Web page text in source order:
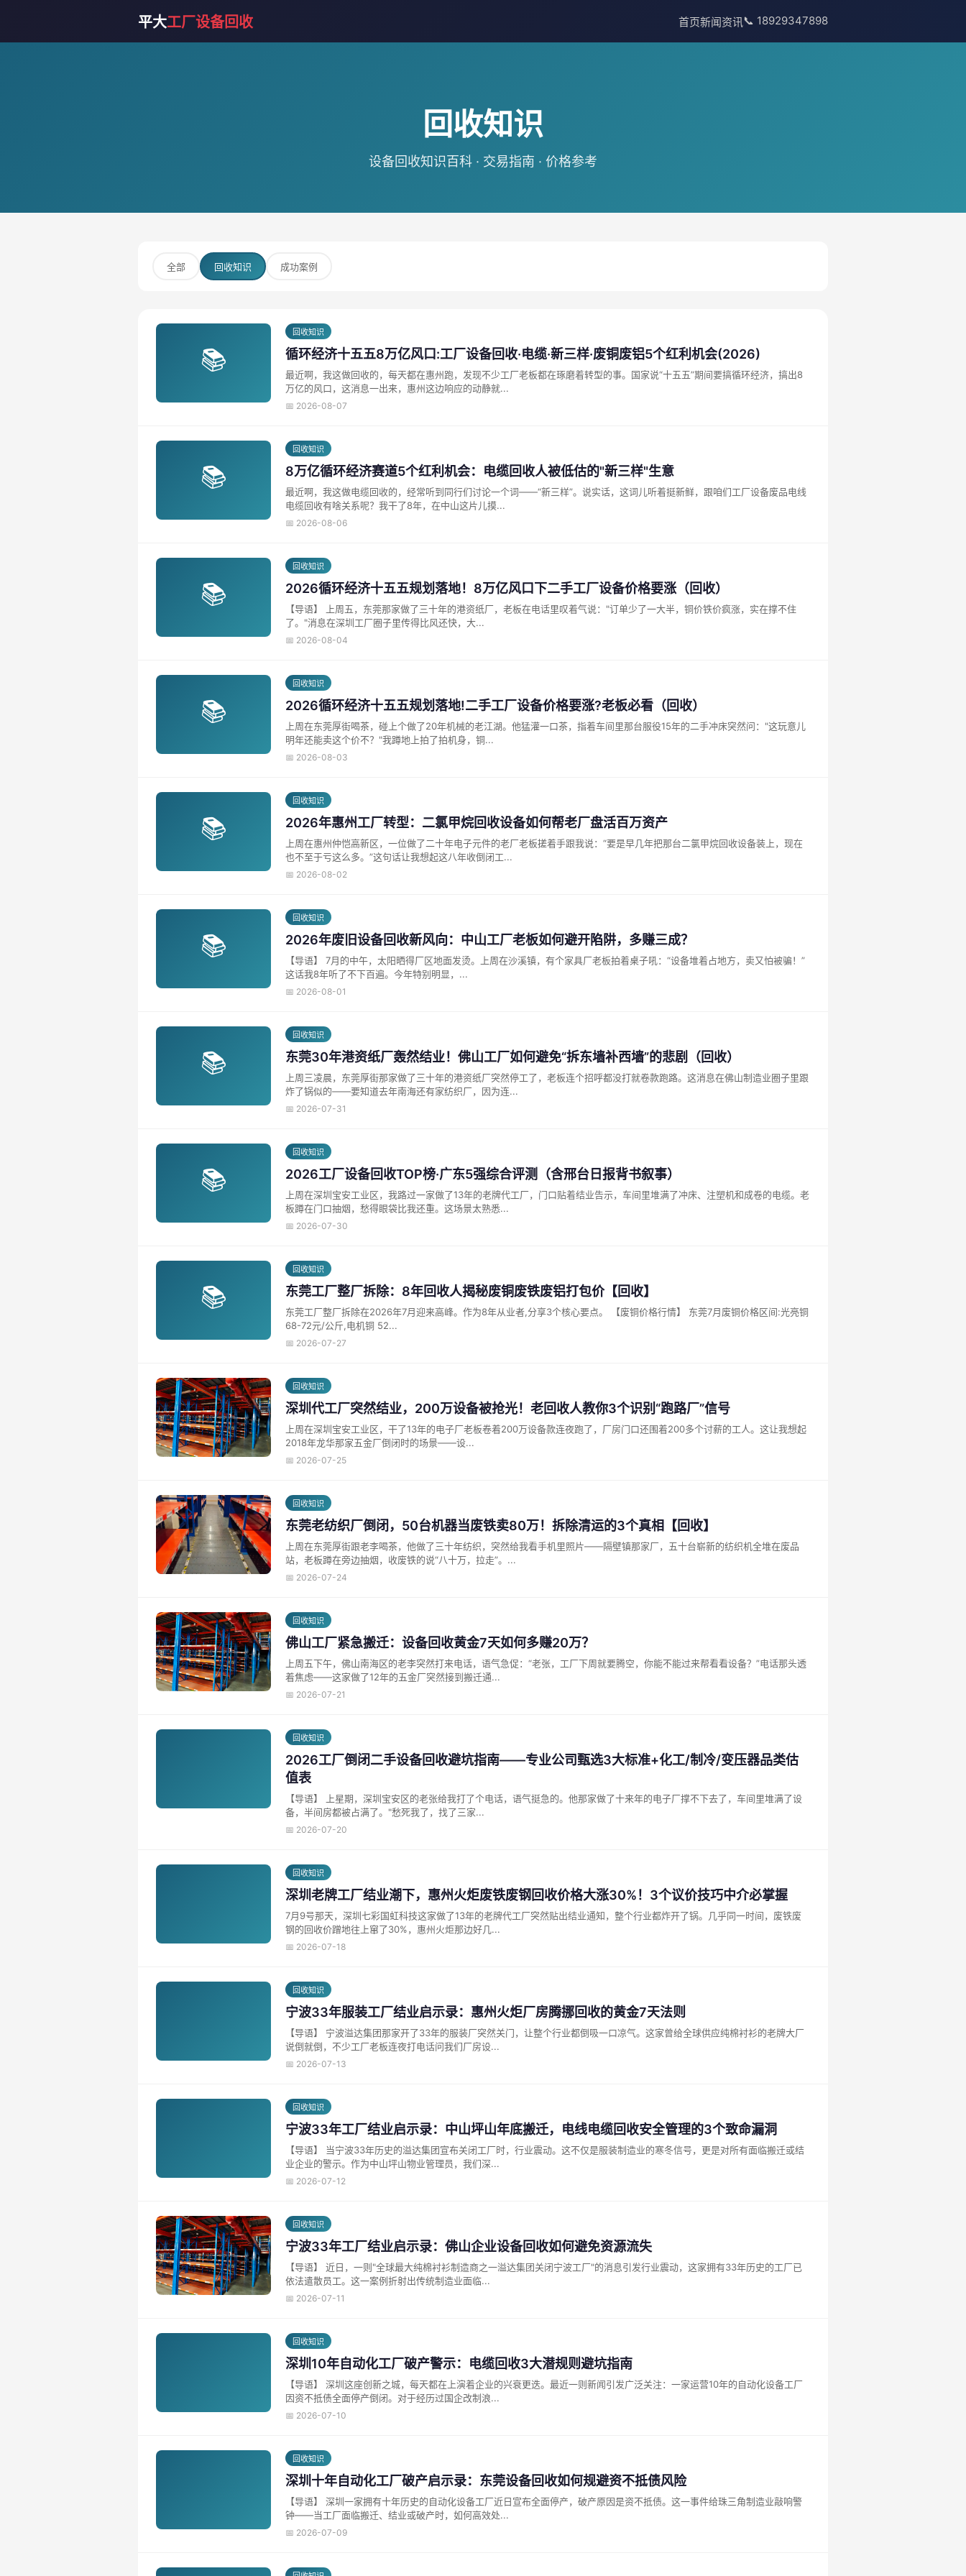
平大工厂设备回收 首页新闻资讯📞 18929347898
回收知识
设备回收知识百科 · 交易指南 · 价格参考
全部 回收知识 成功案例
📚
回收知识
循环经济十五五8万亿风口:工厂设备回收·电缆·新三样·废铜废铝5个红利机会(2026)
最近啊，我这做回收的，每天都在惠州跑，发现不少工厂老板都在琢磨着转型的事。国家说“十五五”期间要搞循环经济，搞出8
万亿的风口，这消息一出来，惠州这边响应的动静就...
📅 2026-08-07
📚
回收知识
8万亿循环经济赛道5个红利机会：电缆回收人被低估的"新三样"生意
最近啊，我这做电缆回收的，经常听到同行们讨论一个词——“新三样”。说实话，这词儿听着挺新鲜，跟咱们工厂设备废品电线
电缆回收有啥关系呢？我干了8年，在中山这片儿摸...
📅 2026-08-06
📚
回收知识
2026循环经济十五五规划落地！8万亿风口下二手工厂设备价格要涨（回收）
【导语】 上周五，东莞那家做了三十年的港资纸厂，老板在电话里叹着气说："订单少了一大半，铜价铁价疯涨，实在撑不住
了。"消息在深圳工厂圈子里传得比风还快，大...
📅 2026-08-04
📚
回收知识
2026循环经济十五五规划落地!二手工厂设备价格要涨?老板必看（回收）
上周在东莞厚街喝茶，碰上个做了20年机械的老江湖。他猛灌一口茶，指着车间里那台服役15年的二手冲床突然问："这玩意儿
明年还能卖这个价不？"我蹲地上拍了拍机身，铜...
📅 2026-08-03
📚
回收知识
2026年惠州工厂转型：二氯甲烷回收设备如何帮老厂盘活百万资产
上周在惠州仲恺高新区，一位做了二十年电子元件的老厂老板搓着手跟我说：“要是早几年把那台二氯甲烷回收设备装上，现在
也不至于亏这么多。”这句话让我想起这八年收倒闭工...
📅 2026-08-02
📚
回收知识
2026年废旧设备回收新风向：中山工厂老板如何避开陷阱，多赚三成？
【导语】 7月的中午，太阳晒得厂区地面发烫。上周在沙溪镇，有个家具厂老板拍着桌子吼：“设备堆着占地方，卖又怕被骗！”
这话我8年听了不下百遍。今年特别明显，...
📅 2026-08-01
📚
回收知识
东莞30年港资纸厂轰然结业！佛山工厂如何避免“拆东墙补西墙”的悲剧（回收）
上周三凌晨，东莞厚街那家做了三十年的港资纸厂突然停工了，老板连个招呼都没打就卷款跑路。这消息在佛山制造业圈子里跟
炸了锅似的——要知道去年南海还有家纺织厂，因为连...
📅 2026-07-31
📚
回收知识
2026工厂设备回收TOP榜·广东5强综合评测（含邢台日报背书叙事）
上周在深圳宝安工业区，我路过一家做了13年的老牌代工厂，门口贴着结业告示，车间里堆满了冲床、注塑机和成卷的电缆。老
板蹲在门口抽烟，愁得眼袋比我还重。这场景太熟悉...
📅 2026-07-30
📚
回收知识
东莞工厂整厂拆除：8年回收人揭秘废铜废铁废铝打包价【回收】
东莞工厂整厂拆除在2026年7月迎来高峰。作为8年从业者,分享3个核心要点。 【废铜价格行情】 东莞7月废铜价格区间:光亮铜
68-72元/公斤,电机铜 52...
📅 2026-07-27
回收知识
深圳代工厂突然结业，200万设备被抢光！老回收人教你3个识别“跑路厂”信号
上周在深圳宝安工业区，干了13年的电子厂老板卷着200万设备款连夜跑了，厂房门口还围着200多个讨薪的工人。这让我想起
2018年龙华那家五金厂倒闭时的场景——设...
📅 2026-07-25
回收知识
东莞老纺织厂倒闭，50台机器当废铁卖80万！拆除清运的3个真相【回收】
上周在东莞厚街跟老李喝茶，他做了三十年纺织，突然给我看手机里照片——隔壁镇那家厂，五十台崭新的纺织机全堆在废品
站，老板蹲在旁边抽烟，收废铁的说“八十万，拉走”。...
📅 2026-07-24
回收知识
佛山工厂紧急搬迁：设备回收黄金7天如何多赚20万？
上周五下午，佛山南海区的老李突然打来电话，语气急促：“老张，工厂下周就要腾空，你能不能过来帮看看设备？”电话那头透
着焦虑——这家做了12年的五金厂突然接到搬迁通...
📅 2026-07-21
回收知识
2026工厂倒闭二手设备回收避坑指南——专业公司甄选3大标准+化工/制冷/变压器品类估
值表
【导语】 上星期，深圳宝安区的老张给我打了个电话，语气挺急的。他那家做了十来年的电子厂撑不下去了，车间里堆满了设
备，半间房都被占满了。"愁死我了，找了三家...
📅 2026-07-20
回收知识
深圳老牌工厂结业潮下，惠州火炬废铁废钢回收价格大涨30%！3个议价技巧中介必掌握
7月9号那天，深圳七彩国虹科技这家做了13年的老牌代工厂突然贴出结业通知，整个行业都炸开了锅。几乎同一时间，废铁废
钢的回收价蹭地往上窜了30%，惠州火炬那边好几...
📅 2026-07-18
回收知识
宁波33年服装工厂结业启示录：惠州火炬厂房腾挪回收的黄金7天法则
【导语】 宁波溢达集团那家开了33年的服装厂突然关门，让整个行业都倒吸一口凉气。这家曾给全球供应纯棉衬衫的老牌大厂
说倒就倒，不少工厂老板连夜打电话问我们厂房设...
📅 2026-07-13
回收知识
宁波33年工厂结业启示录：中山坪山年底搬迁，电线电缆回收安全管理的3个致命漏洞
【导语】 当宁波33年历史的溢达集团宣布关闭工厂时，行业震动。这不仅是服装制造业的寒冬信号，更是对所有面临搬迁或结
业企业的警示。作为中山坪山物业管理员，我们深...
📅 2026-07-12
回收知识
宁波33年工厂结业启示录：佛山企业设备回收如何避免资源流失
【导语】 近日，一则"全球最大纯棉衬衫制造商之一溢达集团关闭宁波工厂"的消息引发行业震动，这家拥有33年历史的工厂已
依法遣散员工。这一案例折射出传统制造业面临...
📅 2026-07-11
回收知识
深圳10年自动化工厂破产警示：电缆回收3大潜规则避坑指南
【导语】 深圳这座创新之城，每天都在上演着企业的兴衰更迭。最近一则新闻引发广泛关注：一家运营10年的自动化设备工厂
因资不抵债全面停产倒闭。对于经历过国企改制浪...
📅 2026-07-10
回收知识
深圳十年自动化工厂破产启示录：东莞设备回收如何规避资不抵债风险
【导语】 深圳一家拥有十年历史的自动化设备工厂近日宣布全面停产，破产原因是资不抵债。这一事件给珠三角制造业敲响警
钟——当工厂面临搬迁、结业或破产时，如何高效处...
📅 2026-07-09